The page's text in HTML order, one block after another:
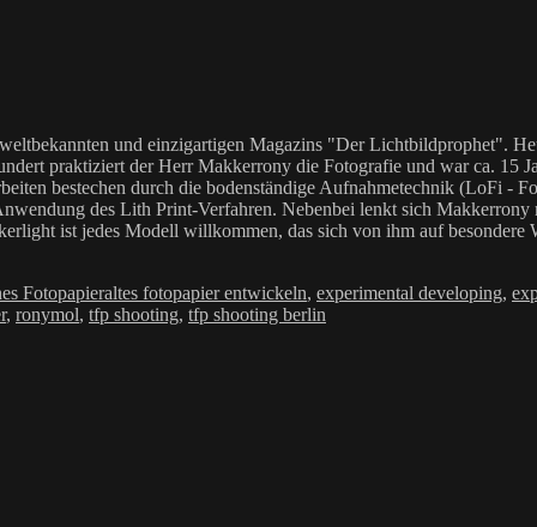
und einzigartigen Magazins "Der Lichtbildprophet".
praktiziert der Herr Makkerrony die Fotografie und war ca. 15
bestechen durch die bodenständige Aufnahmetechnik (LoFi -
des Lith Print-Verfahren. Nebenbei lenkt sich Makkerrony
ist jedes Modell willkommen, das sich von ihm auf besondere
FotopapierSchlagwörter
altes fotopapier entwickeln, experimental developing,
, ronymol, tfp shooting, tfp shooting berlin